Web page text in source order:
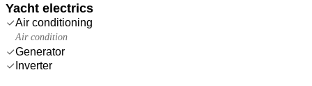
Yacht electrics
Air conditioning
Air condition
Generator
Inverter